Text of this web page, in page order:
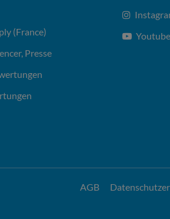
(France)
Presse
Youtube
AGB